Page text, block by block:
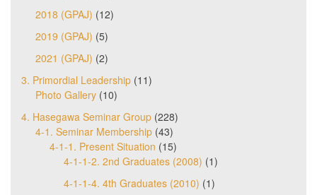
2018 (GPAJ) (12)
2019 (GPAJ) (5)
2021 (GPAJ) (2)
3. Primordial Leadership (11)
Photo Gallery (10)
4. Hasegawa Seminar Group (228)
4-1. Seminar Membership (43)
4-1-1. Present Situation (15)
4-1-1-2. 2nd Graduates (2008) (1)
4-1-1-4. 4th Graduates (2010) (1)